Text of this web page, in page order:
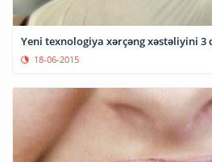
Yeni texnologiya xərçəng xəstəliyini 3
18-06-2015